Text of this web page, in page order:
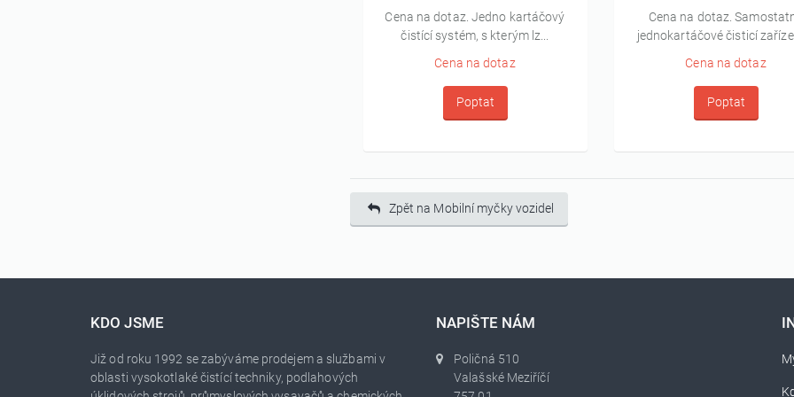
Cena na dotaz. Jedno kartáčový
čistící systém, s kterým lz...
Cena na dotaz
Poptat
Cena na dotaz.
jednokartáčové čisticí
Cena na dotaz
Poptat
Zpět na Mobilní myčky vozidel
KDO JSME
Již od roku 1992 se zabýváme prodejem a službami v
oblasti vysokotlaké čistící techniky, podlahových
NAPIŠTE NÁM
Poličná 510
Valašské Meziříčí